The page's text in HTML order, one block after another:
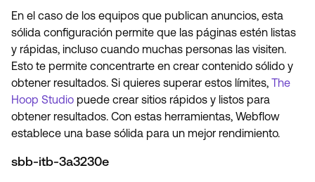
En el caso de los equipos que publican anuncios, esta
sólida configuración permite que las páginas estén listas
y rápidas, incluso cuando muchas personas las visiten.
Esto te permite concentrarte en crear contenido sólido y
obtener resultados. Si quieres superar estos límites, The
Hoop Studio puede crear sitios rápidos y listos para
obtener resultados. Con estas herramientas, Webflow
establece una base sólida para un mejor rendimiento.
sbb-itb-3a3230e